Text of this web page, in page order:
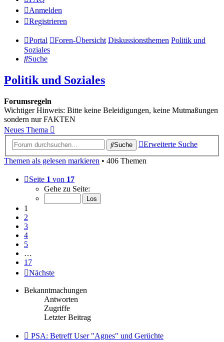
Anmelden
Registrieren
Portal Foren-Übersicht Diskussionsthemen Politik und
Soziales
Suche
Politik und Soziales
Forumsregeln
Wichtiger Hinweis: Bitte keine Beleidigungen, keine Mutmaßungen
sondern nur FAKTEN
Neues Thema
Suche
Erweiterte Suche
Themen als gelesen markieren • 406 Themen
Seite 1 von 17
Gehe zu Seite:
1
2
3
4
5
…
17
Nächste
Bekanntmachungen
Antworten
Zugriffe
Letzter Beitrag
PSA: Betreff User "Agnes" und Gerüchte